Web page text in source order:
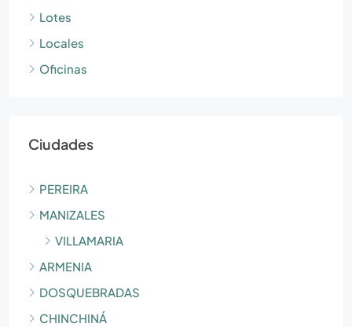
Lotes
Locales
Oficinas
Ciudades
PEREIRA
MANIZALES
VILLAMARIA
ARMENIA
DOSQUEBRADAS
CHINCHINÁ